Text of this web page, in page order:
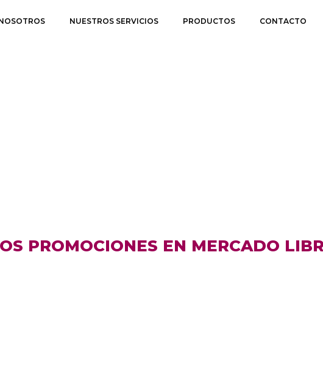
de Aceros para la
NUESTROS SERVICIOS PRODUCTOS CONTACTO
PROMOCIONES EN MERCADO